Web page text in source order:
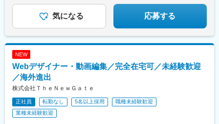
(地下鉄)、高槻市駅、日本橋駅(大阪府)、梅田駅(地下鉄)、西梅田
駅、長崎駅前駅、虎ノ門駅、原宿駅、神泉駅、牛込神楽坂駅、銀
座駅、上野駅、大森駅(東京都)、桜街道駅、西小山駅、赤羽岩淵
駅、九品仏駅、高松駅(東京都)、台場駅、汐留駅、新宿御苑前駅、
新宿西口駅、岩本町駅、東京駅、新秋津駅、程久保駅、春日駅(東
谷駅、天神駅、祇園駅(福岡県)、平和通駅、三宮・花時計前駅、久
寿川駅、神戸駅(兵庫県)、赤嶺駅、名鉄名古屋駅、矢場町駅、西川
緑道公園駅、九条駅(京都府)、熊本城・市役所前駅、二本木口駅、
追分駅(三重県)、都通駅、高島町駅、高津駅(神奈川県)、日吉町
駅、第一通り駅、京成津田沼駅、栄町駅(千葉県)、東海神駅、井野
駅(千葉県)、大阪梅田駅(阪神線)、五島町駅、神谷町駅、表参道
駅、上野御徒町駅、奥沢駅、泉体育館駅、東京国際クルーズター
駅、前橋駅、太田駅(群馬県)、伊勢崎駅、桐生駅、館林駅、渋川
駅、川口駅、川越駅、所沢駅、越谷駅、草加駅、春日部駅、上尾
駅、熊谷駅、浦和駅、新座駅、狭山市駅、入間市駅、三郷駅(埼玉
都)、池袋駅、目黒駅、錦糸町駅、六本木駅、渋谷駅、調布駅、上
野駅、小平駅、立川駅、日本橋駅(東京都)、吉祥寺駅、多摩センタ
ー駅、青梅駅、国分寺駅、武蔵小金井駅、昭島駅、東京駅、国立
五井駅、千葉駅、流山おおたかの森駅、八千代台駅、習志野駅、
浦安駅(千葉県)、愛宕駅(千葉県)、木更津駅、成田駅、我孫子駅、
鎌ケ谷駅、印西牧の原駅、四街道駅、銚子駅、藤沢駅、横須賀
◎入社後はITの基礎研修からスタート
◎フルリモートOK
気になる 応募する
NEW
Webデザイナー・動画編集／完全在宅可／未経験歓迎
／海外進出
株式会社ＴｈｅＮｅｗＧａｔｅ
正社員 転勤なし 5名以上採用
職種未経験歓迎
業種未経験歓迎